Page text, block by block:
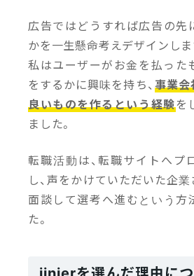
広告ではどうすれば広告の先
かを一生懸命考えデザインしま
私はユーザーがお金を払った
をするかに興味を持ち、 事業
良いものを作るという経験を
ました。
転職活動は、転職サイトへプ
し、声をかけていただいた企
面談して選考へ進むという方
た。